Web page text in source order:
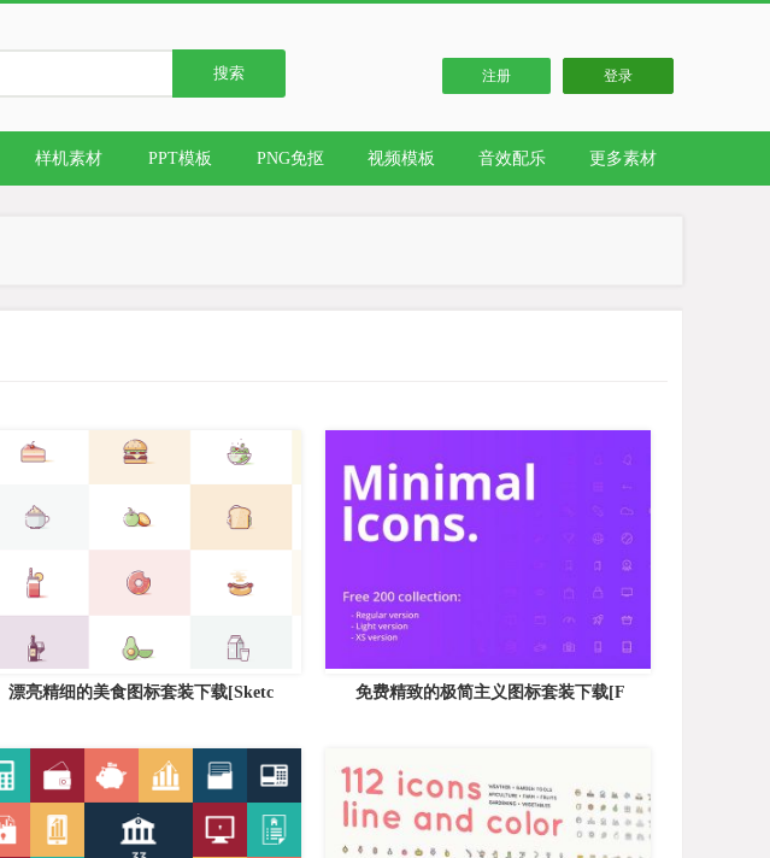
搜索 注册 登录
样机素材 PPT模板 PNG免抠 视频模板 音效配乐 更多素材
漂亮精细的美食图标套装下载[Sketc 免费精致的极简主义图标套装下载[F